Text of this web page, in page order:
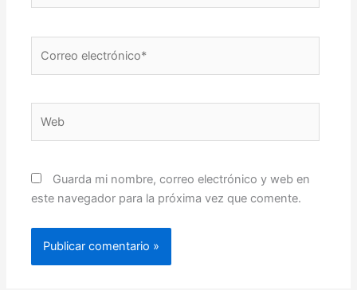
electrónico*
Guarda mi nombre, correo electrónico y web en
este navegador para la próxima vez que comente.